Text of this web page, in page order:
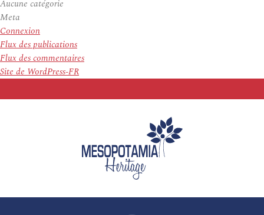
Aucune catégorie
Meta
Connexion
Flux des publications
Flux des commentaires
Site de WordPress-FR